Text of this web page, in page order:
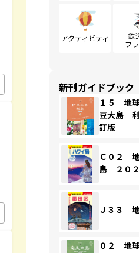
アクティビティ
鉄
フ
新刊ガイドブック
１５ 地
豆大島
訂版
Ｃ０２
島 ２０
Ｊ３３
０２ 地